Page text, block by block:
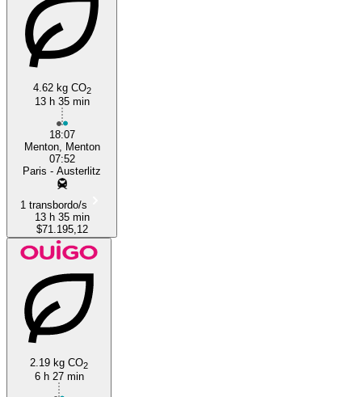
4.62 kg CO2
13 h 35 min
18:07
Menton, Menton
07:52
Paris - Austerlitz
1 transbordo/s
13 h 35 min
$71.195,12
2.19 kg CO2
6 h 27 min